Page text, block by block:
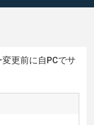
更前に自PCでサ